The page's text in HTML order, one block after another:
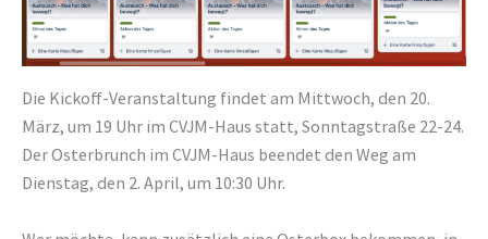
Die Kickoff-Veranstaltung findet am Mittwoch, den 20.
März, um 19 Uhr im CVJM-Haus statt, Sonntagstraße 22-24.
Der Osterbrunch im CVJM-Haus beendet den Weg am
Dienstag, den 2. April, um 10:30 Uhr.